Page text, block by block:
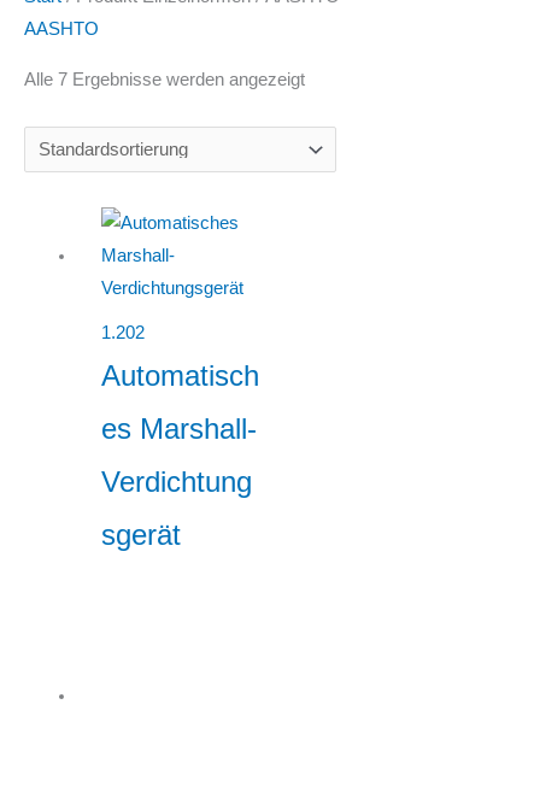
AASHTO
Alle 7 Ergebnisse werden angezeigt
1.202
Automatisch
es Marshall-
Verdichtung
sgerät